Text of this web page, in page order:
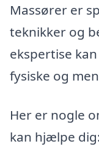
Massører er
teknikker og
ekspertise
fysiske og
Her er nogle
kan hjælpe dig: